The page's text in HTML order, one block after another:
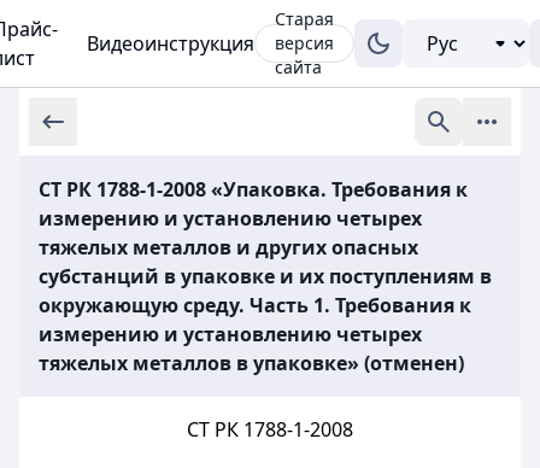
Видеоинструкция
Старая
версия
сайта
СТ РК 1788-1-2008 «Упаковка. Требования к
измерению и установлению четырех
тяжелых металлов и других опасных
субстанций в упаковке и их поступлениям в
окружающую среду. Часть 1. Требования к
измерению и установлению четырех
тяжелых металлов в упаковке» (отменен)
СТ РК 1788-1-2008